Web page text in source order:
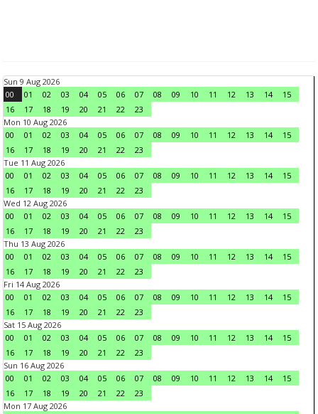
Sun 9 Aug 2026
00
01 02 03 04 05 06 07 08 09 10 11 12 13 14
15
16
17 18 19 20 21 22
23
Mon 10 Aug 2026
00
01 02 03 04 05 06 07 08 09 10 11 12 13 14
15
16
17 18 19 20 21 22
23
Tue 11 Aug 2026
00
01 02 03 04 05 06 07 08 09 10 11 12 13 14
15
16
17 18 19 20 21 22
23
Wed 12 Aug 2026
00
01 02 03 04 05 06 07 08 09 10 11 12 13 14
15
16
17 18 19 20 21 22
23
Thu 13 Aug 2026
00
01 02 03 04 05 06 07 08 09 10 11 12 13 14
15
16
17 18 19 20 21 22
23
Fri 14 Aug 2026
00
01 02 03 04 05 06 07 08 09 10 11 12 13 14
15
16
17 18 19 20 21 22
23
Sat 15 Aug 2026
00
01 02 03 04 05 06 07 08 09 10 11 12 13 14
15
16
17 18 19 20 21 22
23
Sun 16 Aug 2026
00
01 02 03 04 05 06 07 08 09 10 11 12 13 14
15
16
17 18 19 20 21 22
23
Mon 17 Aug 2026